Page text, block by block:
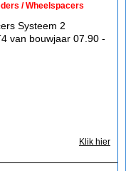
/ Wheelspacers
Systeem 2
van bouwjaar 07.90 -
Klik hier